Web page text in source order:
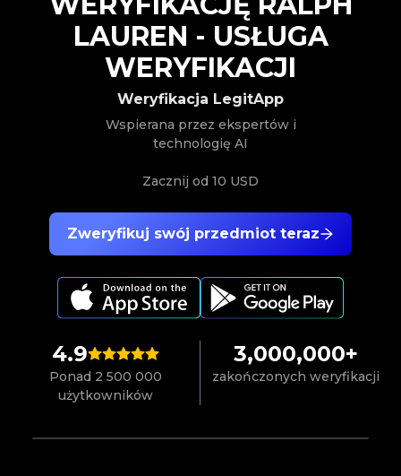
4.9
Ponad 2 500 000
użytkowników
3,000,000+
zakończonych weryfikacji
Zweryfikuj swój przedmiot teraz
Weryfikacja LegitApp
Wspierana przez ekspertów i
technologię AI
Zacznij od 10 USD
LAUREN - USŁUGA
WERYFIKACJI